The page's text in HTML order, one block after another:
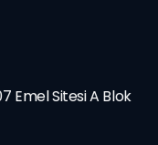
Emel Sitesi A Blok